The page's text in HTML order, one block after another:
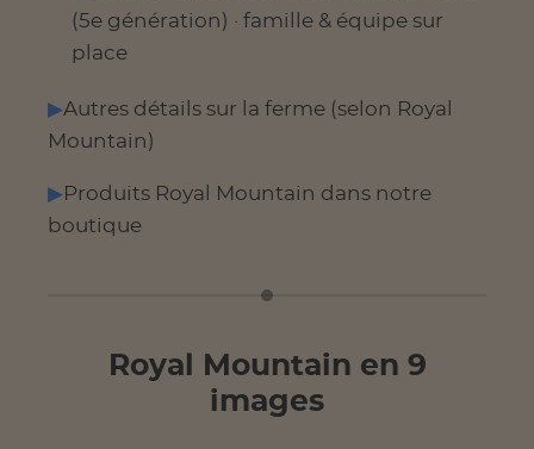
(5e génération) · famille & équipe sur
place
Autres détails sur la ferme (selon Royal
Mountain)
Produits Royal Mountain dans notre
boutique
Royal Mountain en 9
images